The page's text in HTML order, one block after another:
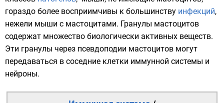
гораздо более восприимчивы к большинству инфекций,
нежели мыши с мастоцитами. Гранулы мастоцитов
содержат множество биологически активных веществ.
Эти гранулы через псевдоподии мастоцитов могут
передаваться в соседние клетки иммунной системы и
нейроны.